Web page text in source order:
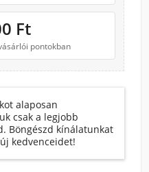
Ft
pontokban
alaposan
csak a legjobb
Böngészd kínálatunkat
kedvenceidet!